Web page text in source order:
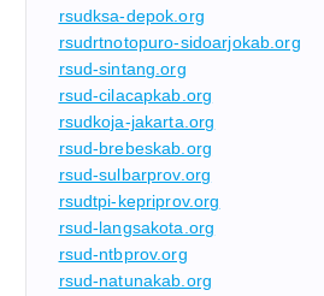
rsudksa-depok.org
rsudrtnotopuro-sidoarjokab.org
rsud-sintang.org
rsud-cilacapkab.org
rsudkoja-jakarta.org
rsud-brebeskab.org
rsud-sulbarprov.org
rsudtpi-kepriprov.org
rsud-langsakota.org
rsud-ntbprov.org
rsud-natunakab.org